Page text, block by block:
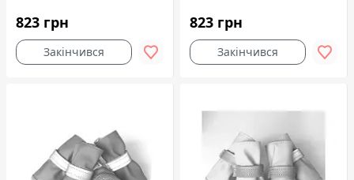
823 грн
Закінчився
823 грн
Закінчився